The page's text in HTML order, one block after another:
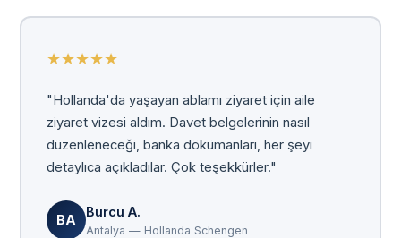
★★★★★
"Hollanda'da yaşayan ablamı ziyaret için aile
ziyaret vizesi aldım. Davet belgelerinin nasıl
düzenleneceği, banka dökümanları, her şeyi
detaylıca açıkladılar. Çok teşekkürler."
BA
Burcu A.
Antalya — Hollanda Schengen